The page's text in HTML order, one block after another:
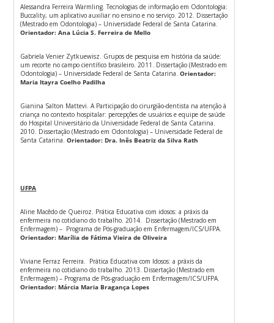
Alessandra Ferreira Warmling. Tecnologias de informação em Odontologia:
Buccality, um aplicativo auxiliar no ensino e no serviço. 2012. Dissertação
(Mestrado em Odontologia) – Universidade Federal de Santa Catarina.
Orientador: Ana Lúcia S. Ferreira de Mello
Gabriela Venier Zytkuewisz. Grupos de pesquisa em história da saúde:
um recorte no campo científico brasileiro. 2011. Dissertação (Mestrado em
Odontologia) – Universidade Federal de Santa Catarina.Orientador:
Maria Itayra Coelho Padilha
Gianina Salton Mattevi. A Participação do cirurgião-dentista na atenção à
criança no contexto hospitalar: percepções de usuários e equipe de saúde
do Hospital Universitário da Universidade Federal de Santa Catarina.
2010. Dissertação (Mestrado em Odontologia) – Universidade Federal de
Santa Catarina.Orientador: Dra. Inês Beatriz da Silva Rath
UFPA
Aline Macêdo de Queiroz. Prática Educativa com idosos: a práxis da
enfermeira no cotidiano do trabalho. 2014. Dissertação (Mestrado em
Enfermagem) – Programa de Pós-graduação em Enfermagem/ICS/UFPA.
Orientador: Marília de Fátima Vieira de Oliveira
Viviane Ferraz Ferreira. Prática Educativa com Idosos: a práxis da
enfermeira no cotidiano do trabalho. 2013. Dissertação (Mestrado em
Enfermagem) – Programa de Pós-graduação em Enfermagem/ICS/UFPA.
Orientador: Márcia Maria Bragança Lopes